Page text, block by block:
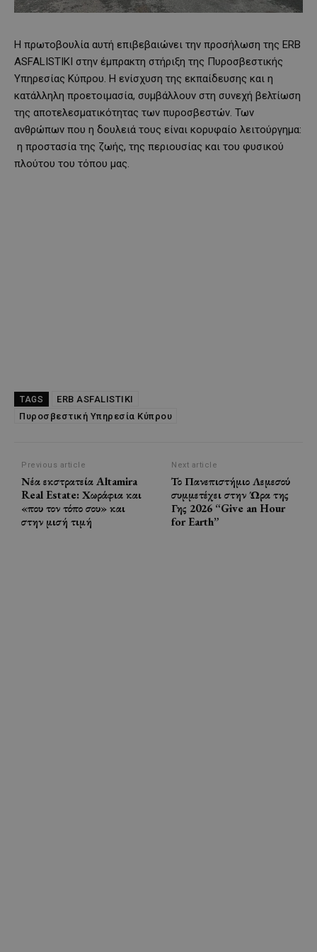
Η πρωτοβουλία αυτή επιβεβαιώνει την προσήλωση της ERB
ASFALISTIKI στην έμπρακτη στήριξη της Πυροσβεστικής
Υπηρεσίας Κύπρου. Η ενίσχυση της εκπαίδευσης και η
κατάλληλη προετοιμασία, συμβάλλουν στη συνεχή βελτίωση
της αποτελεσματικότητας των πυροσβεστών. Των
ανθρώπων που η δουλειά τους είναι κορυφαίο λειτούργημα:
η προστασία της ζωής, της περιουσίας και του φυσικού
πλούτου του τόπου μας.
TAGS
ERB ASFALISTIKI
Πυροσβεστική Υπηρεσία Κύπρου
Previous article
Νέα εκστρατεία Altamira
Real Estate: Χωράφια και
«που τον τόπο σου» και
στην μισή τιμή
Next article
Το Πανεπιστήμιο Λεμεσού
συμμετέχει στην Ώρα της
Γης 2026 “Give an Hour
for Earth”